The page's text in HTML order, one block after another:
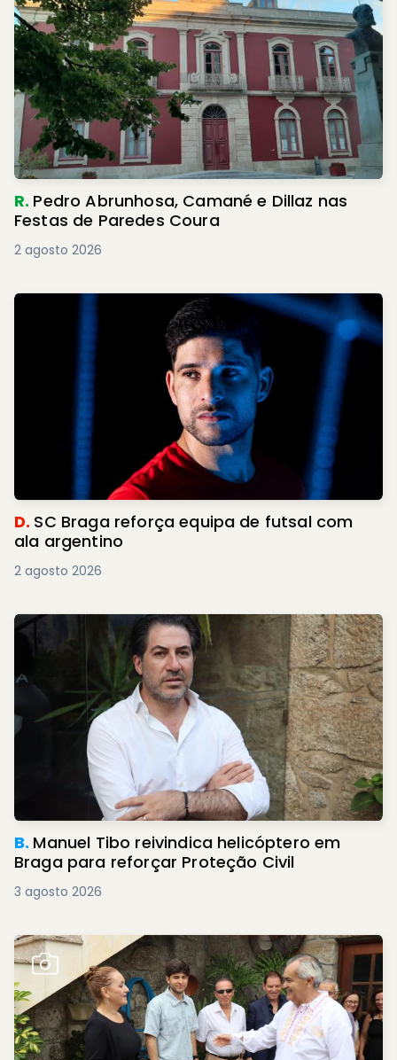
R. Pedro Abrunhosa, Camané e Dillaz nas
Festas de Paredes Coura
2 agosto 2026
D. SC Braga reforça equipa de futsal com
ala argentino
2 agosto 2026
B. Manuel Tibo reivindica helicóptero em
Braga para reforçar Proteção Civil
3 agosto 2026